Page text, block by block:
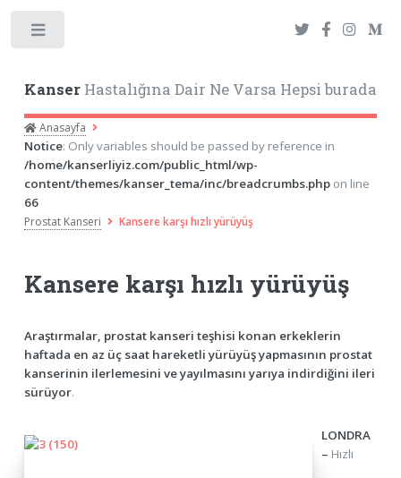
KanserHastalığına Dair Ne Varsa Hepsi burada
Anasayfa
Notice: Only variables should be passed by reference in
/home/kanserliyiz.com/public_html/wp-
content/themes/kanser_tema/inc/breadcrumbs.phpon line
66
Prostat Kanseri Kansere karşı hızlı yürüyüş
Kansere karşı hızlı yürüyüş
Araştırmalar, prostat kanseri teşhisi konan erkeklerin
haftada en az üç saat hareketli yürüyüş yapmasının prostat
kanserinin ilerlemesini ve yayılmasını yarıya indirdiğini ileri
sürüyor.
LONDRA
– Hızlı